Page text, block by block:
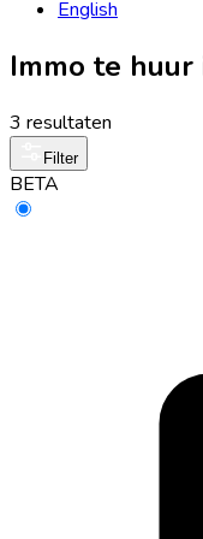
English
Immo te
3 resultaten
Filter
BETA